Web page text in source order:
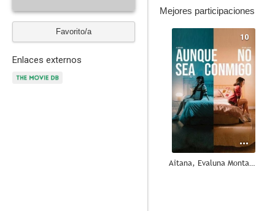
Favorito/a
Enlaces externos
Mejores participaciones
10
Aitana, Evaluna Montaner: Aunque no sea conmigo